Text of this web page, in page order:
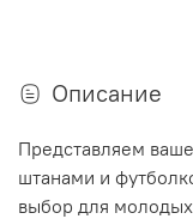
Описание
Представляем
штанами и
выбор для